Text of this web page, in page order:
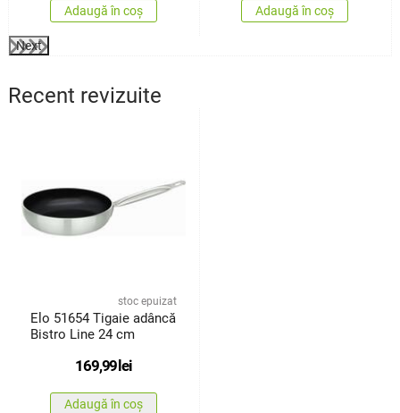
Adaugă în coș Adaugă în coș
Next
Recent revizuite
stoc epuizat
Elo 51654 Tigaie adâncă
Bistro Line 24 cm
169,99lei
Adaugă în coș